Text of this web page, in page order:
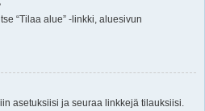
“Tilaa alue” -linkki, aluesivun
asetuksiisi ja seuraa linkkejä tilauksiisi.